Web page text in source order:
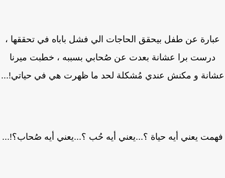
عن طفل بيحقق الحاجات الي فشل باباه في تحققها ،
درست برا عشانة بعدت عن صُحابي بسببه ، خطبت ميرنا
و مكنش عندي مُشكلة لحد ما ظهرت هي في حياتي!...
يعني أيه حياة ؟...يعني أيه حُب ؟...يعني أيه صُحاب؟!...